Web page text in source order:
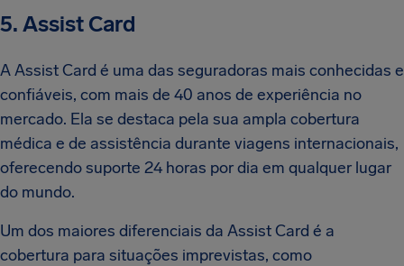
5. Assist Card
A Assist Card é uma das seguradoras mais conhecidas e
confiáveis, com mais de 40 anos de experiência no
mercado. Ela se destaca pela sua ampla cobertura
médica e de assistência durante viagens internacionais,
oferecendo suporte 24 horas por dia em qualquer lugar
do mundo.
Um dos maiores diferenciais da Assist Card é a
cobertura para situações imprevistas, como